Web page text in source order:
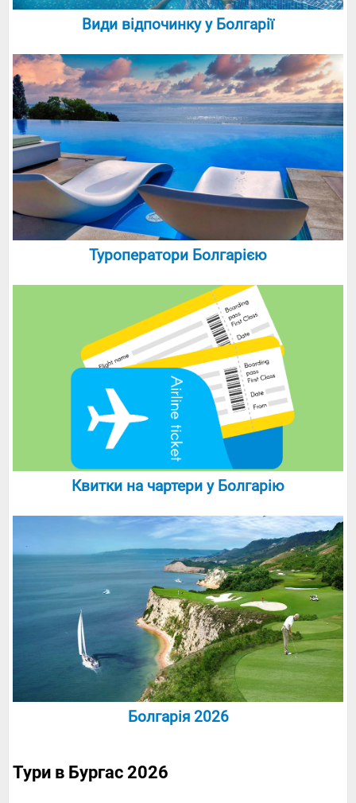
Види відпочинку у Болгарії
Туроператори Болгарією
Квитки на чартери у Болгарію
Болгарія 2026
Тури в Бургас 2026